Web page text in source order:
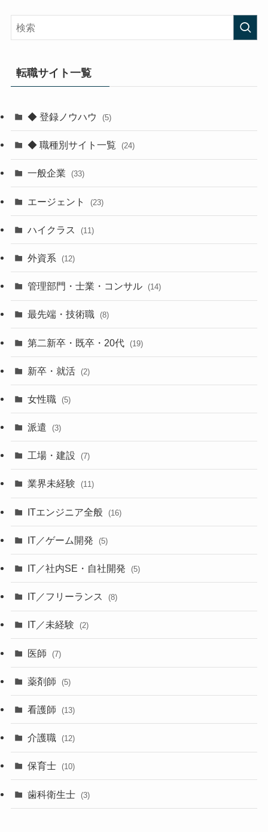
転職サイト一覧
◆ 登録ノウハウ (5)
◆ 職種別サイト一覧 (24)
一般企業 (33)
エージェント (23)
ハイクラス (11)
外資系 (12)
管理部門・士業・コンサル (14)
最先端・技術職 (8)
第二新卒・既卒・20代 (19)
新卒・就活 (2)
女性職 (5)
派遣 (3)
工場・建設 (7)
業界未経験 (11)
ITエンジニア全般 (16)
IT／ゲーム開発 (5)
IT／社内SE・自社開発 (5)
IT／フリーランス (8)
IT／未経験 (2)
医師 (7)
薬剤師 (5)
看護師 (13)
介護職 (12)
保育士 (10)
歯科衛生士 (3)